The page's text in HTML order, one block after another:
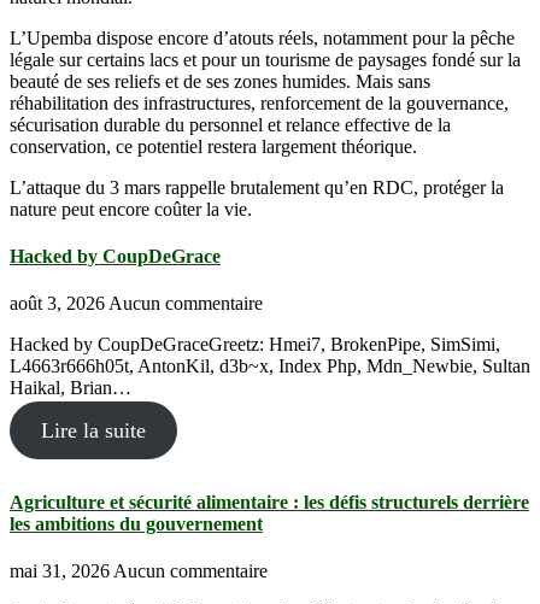
L’Upemba dispose encore d’atouts réels, notamment pour la pêche
légale sur certains lacs et pour un tourisme de paysages fondé sur la
beauté de ses reliefs et de ses zones humides. Mais sans
réhabilitation des infrastructures, renforcement de la gouvernance,
sécurisation durable du personnel et relance effective de la
conservation, ce potentiel restera largement théorique.
L’attaque du 3 mars rappelle brutalement qu’en RDC, protéger la
nature peut encore coûter la vie.
Hacked by CoupDeGrace
août 3, 2026 Aucun commentaire
Hacked by CoupDeGraceGreetz: Hmei7, BrokenPipe, SimSimi,
L4663r666h05t, AntonKil, d3b~x, Index Php, Mdn_Newbie, Sultan
Haikal, Brian…
Lire la suite
Agriculture et sécurité alimentaire : les défis structurels derrière
les ambitions du gouvernement
mai 31, 2026 Aucun commentaire